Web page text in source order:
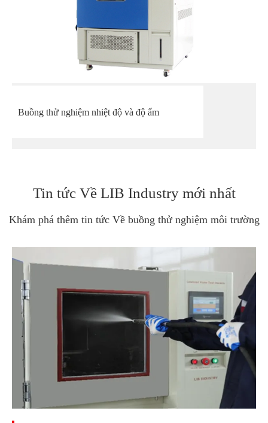
Buồng thử nghiệm nhiệt độ và độ ẩm
Tin tức Về LIB Industry mới nhất
Khám phá thêm tin tức Về buồng thử nghiệm môi trường